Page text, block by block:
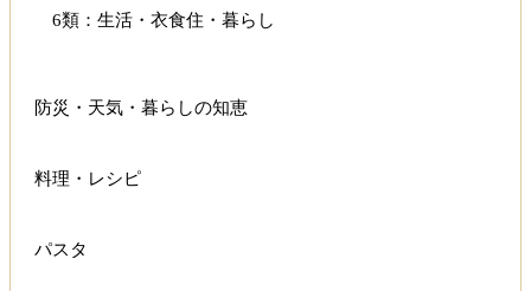
6類：生活・衣食住・暮らし
防災・天気・暮らしの知恵
料理・レシピ
パスタ